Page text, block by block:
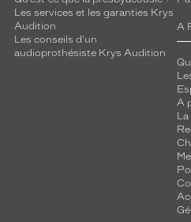
Les services et les garanties Krys
Audition
Les conseils d'un
audioprothésiste Krys Audition
A
A